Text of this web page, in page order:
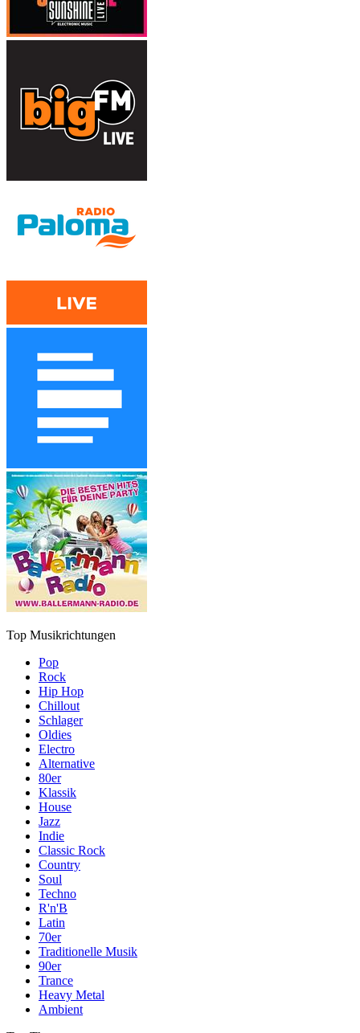
Top Musikrichtungen
Pop
Rock
Hip Hop
Chillout
Schlager
Oldies
Electro
Alternative
80er
Klassik
House
Jazz
Indie
Classic Rock
Country
Soul
Techno
R'n'B
Latin
70er
Traditionelle Musik
90er
Trance
Heavy Metal
Ambient